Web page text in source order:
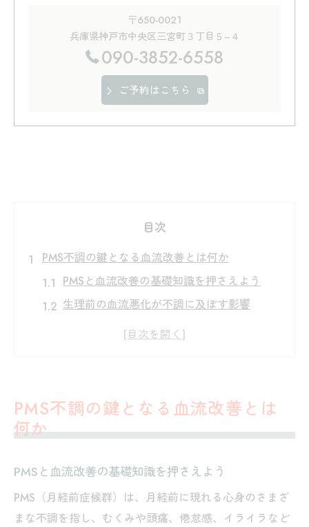
〒650-0021
兵庫県神戸市中央区三宮町３丁目５−４
090-3852-6558
ご予約はこちら
目次
PMS不調の鍵となる血流改善とは何か
PMSと血流改善の基礎知識を押さえよう
生理前の血流悪化が不調に及ぼす影響
血流改善でPMS症状はなぜ緩和できるのか
月経前のむくみ対策に役立つ血流改善法
血流改善で月経前の水分代謝を整える方法
PMSむくみ対策と血流改善の実践ポイント
血流改善による薬やサプリの選び方解説
PMS不調の鍵となる血流改善とは
何か
PMSと血流改善の基礎知識を押さえよう
PMS（月経前症候群）は、月経前に現れる心身のさまざ
まな不調を指し、むくみや頭痛、倦怠感、イライラなど